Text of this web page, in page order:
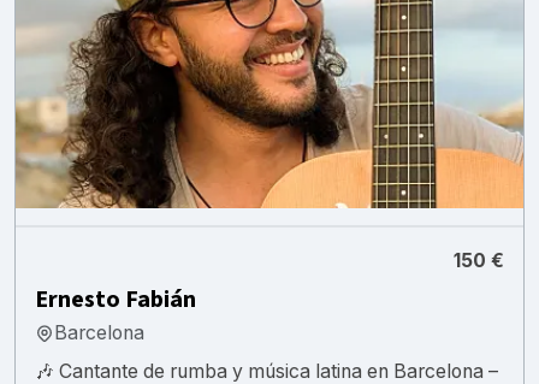
150 €
Ernesto Fabián
Barcelona
🎶 Cantante de rumba y música latina en Barcelona –